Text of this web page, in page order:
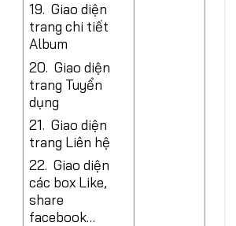
19. Giao diện
trang chi tiết
Album
20. Giao diện
trang Tuyển
dụng
21. Giao diện
trang Liên hệ
22. Giao diện
các box Like,
share
facebook…